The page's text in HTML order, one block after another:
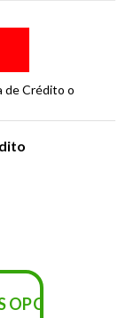
de Crédito o
OPCIONES DE